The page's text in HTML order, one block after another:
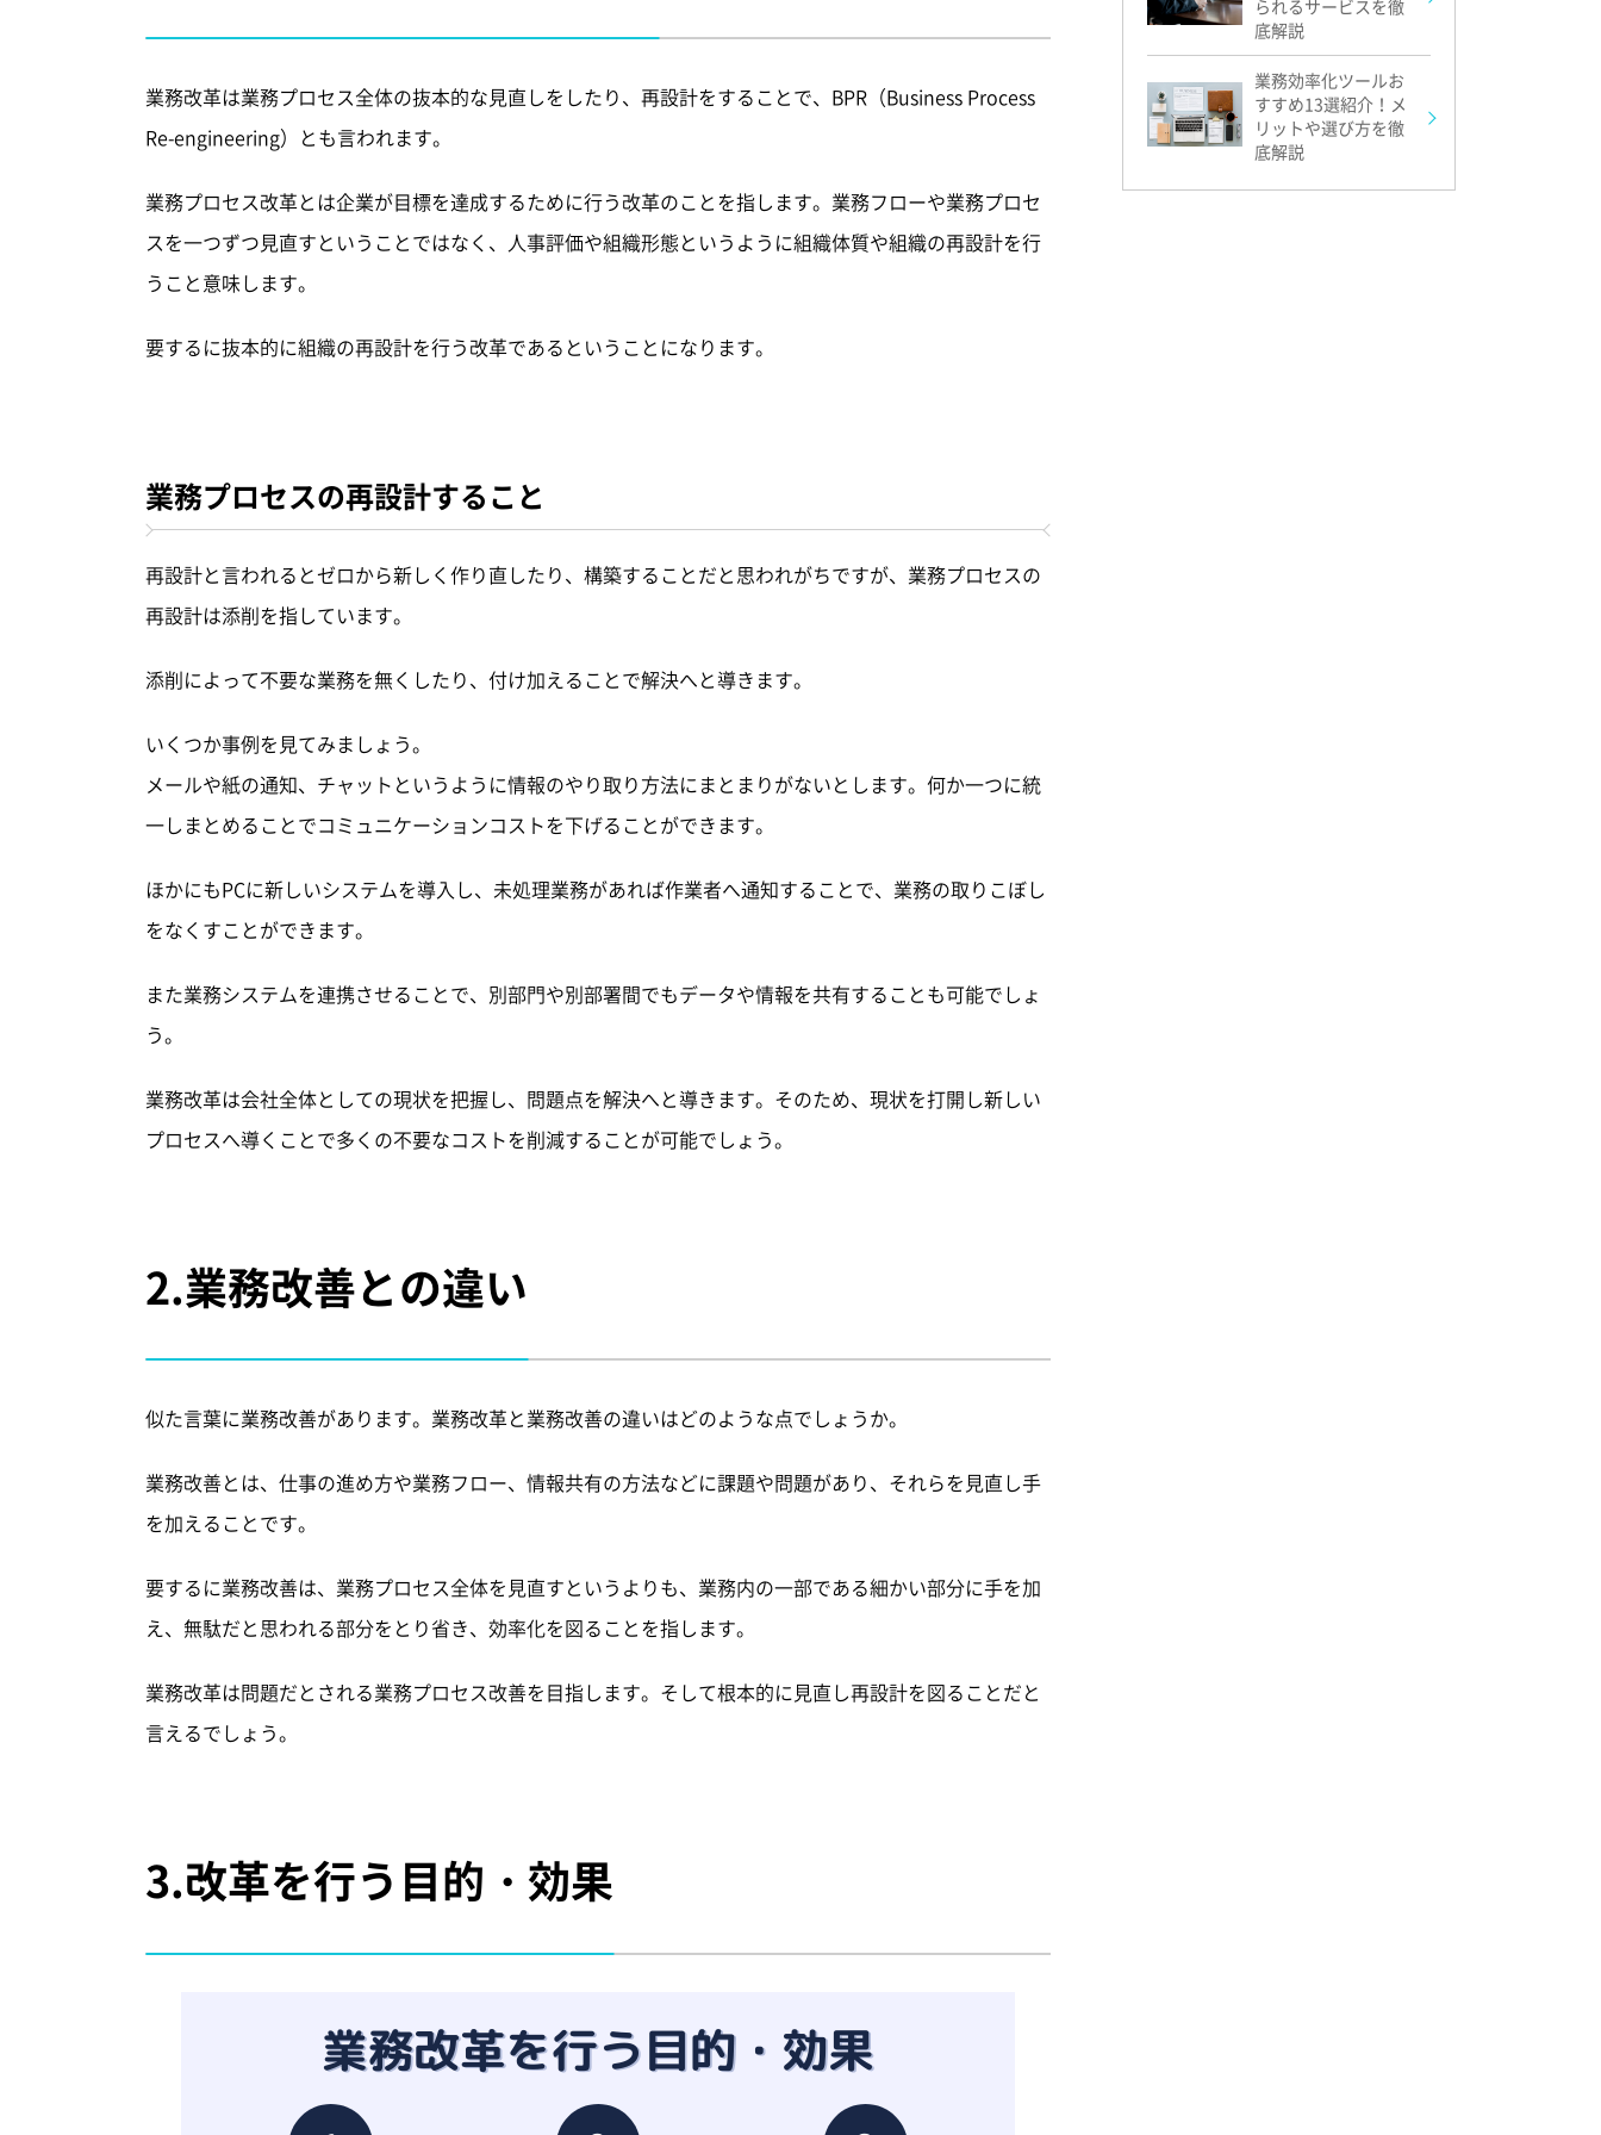
業務改革は業務プロセス全体の抜本的な見直しをしたり、再設計をすることで、BPR（Business Process
Re-engineering）とも言われます。
業務プロセス改革とは企業が目標を達成するために行う改革のことを指します。業務フローや業務プロセ
スを一つずつ見直すということではなく、人事評価や組織形態というように組織体質や組織の再設計を行
うこと意味します。
要するに抜本的に組織の再設計を行う改革であるということになります。
業務プロセスの再設計すること
再設計と言われるとゼロから新しく作り直したり、構築することだと思われがちですが、業務プロセスの
再設計は添削を指しています。
添削によって不要な業務を無くしたり、付け加えることで解決へと導きます。
いくつか事例を見てみましょう。
メールや紙の通知、チャットというように情報のやり取り方法にまとまりがないとします。何か一つに統
一しまとめることでコミュニケーションコストを下げることができます。
ほかにもPCに新しいシステムを導入し、未処理業務があれば作業者へ通知することで、業務の取りこぼし
をなくすことができます。
また業務システムを連携させることで、別部門や別部署間でもデータや情報を共有することも可能でしょ
う。
業務改革は会社全体としての現状を把握し、問題点を解決へと導きます。そのため、現状を打開し新しい
プロセスへ導くことで多くの不要なコストを削減することが可能でしょう。
2.業務改善との違い
似た言葉に業務改善があります。業務改革と業務改善の違いはどのような点でしょうか。
業務改善とは、仕事の進め方や業務フロー、情報共有の方法などに課題や問題があり、それらを見直し手
を加えることです。
要するに業務改善は、業務プロセス全体を見直すというよりも、業務内の一部である細かい部分に手を加
え、無駄だと思われる部分をとり省き、効率化を図ることを指します。
業務改革は問題だとされる業務プロセス改善を目指します。そして根本的に見直し再設計を図ることだと
言えるでしょう。
3.改革を行う目的・効果
られるサービスを徹
底解説
業務効率化ツールお
すすめ13選紹介！メ
リットや選び方を徹
底解説